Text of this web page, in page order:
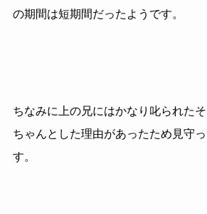
の期間は短期間だったようです。
ちなみに上の兄にはかなり叱られた
ちゃんとした理由があったため見守
す。